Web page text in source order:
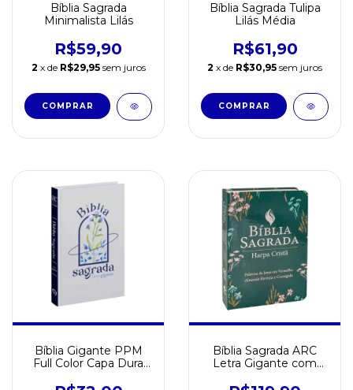
Bíblia Sagrada
Minimalista Lilás
R$59,90
2 x de R$29,95 sem juros
Bíblia Sagrada Tulipa
Lilás Média
R$61,90
2 x de R$30,95 sem juros
Bíblia Gigante PPM
Full Color Capa Dura
Bíblia Sagrada ARC
Letra Gigante com